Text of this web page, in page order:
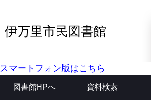
伊万里市民図書館
スマートフォン版はこちら
図書館HPへ 資料検索